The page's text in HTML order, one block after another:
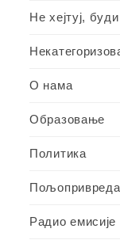
Не хејтуј,
О нама
Образовање
Политика
Пољопривреда
Радио емисије